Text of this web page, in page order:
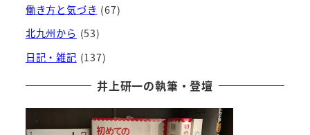
働き方と気づき (67)
北九州から (53)
日記・雑記 (137)
井上研一の執筆・登壇